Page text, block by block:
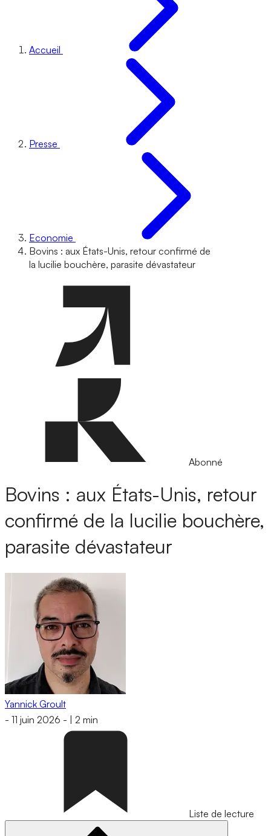
Accueil
Presse
Economie
Bovins : aux États-Unis, retour confirmé de
la lucilie bouchère, parasite dévastateur
Abonné
Bovins : aux États-Unis, retour
confirmé de la lucilie bouchère,
parasite dévastateur
Yannick Groult
- 11 juin 2026 - 2 min
Liste de lecture